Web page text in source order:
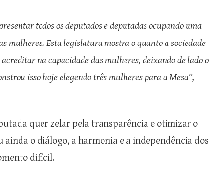
todos os deputados e deputadas ocupando uma
mulheres. Esta legislatura mostra o quanto a sociedade
na capacidade das mulheres, deixando de lado o
isso hoje elegendo três mulheres para a Mesa”,
quer zelar pela transparência e otimizar o
ainda o diálogo, a harmonia e a independência dos
difícil.